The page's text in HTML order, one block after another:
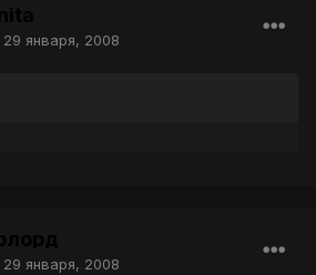
29 января, 2008
29 января, 2008